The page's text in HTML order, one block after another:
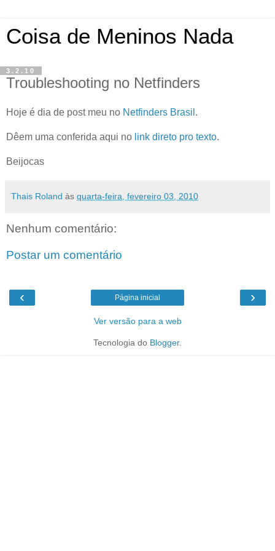
Coisa de Meninos Nada
3.2.10
Troubleshooting no Netfinders
Hoje é dia de post meu no Netfinders Brasil .
Dêem uma conferida aqui no link direto pro texto.
Beijocas
Thais Roland às quarta-feira, fevereiro 03, 2010
Nenhum comentário:
Postar um comentário
‹ ›
Página inicial
Ver versão para a web
Tecnologia do Blogger.